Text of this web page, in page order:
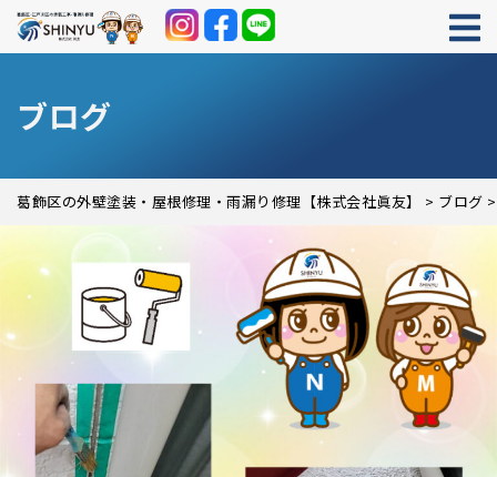
ブログ
葛飾区の外壁塗装・屋根修理・雨漏り修理【株式会社眞友】 > ブログ